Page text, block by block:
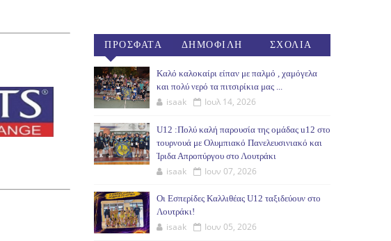
ΠΡΟΣΦΑΤΑ ΔΗΜΟΦΙΛΗ ΣΧΟΛΙΑ
Καλό καλοκαίρι είπαν με παλμό , χαμόγελα
και πολύ νερό τα πιτσιρίκια μας ...
isaak Ιουλ 14, 2026
U12 :Πολύ καλή παρουσία της ομάδας u12 στο
τουρνουά με Ολυμπιακό Πανελευσινιακό και
Ίριδα Απροπύργου στο Λουτράκι
isaak Ιουν 07, 2026
Οι Εσπερίδες Καλλιθέας U12 ταξιδεύουν στο
Λουτράκι!
isaak Ιουν 05, 2026